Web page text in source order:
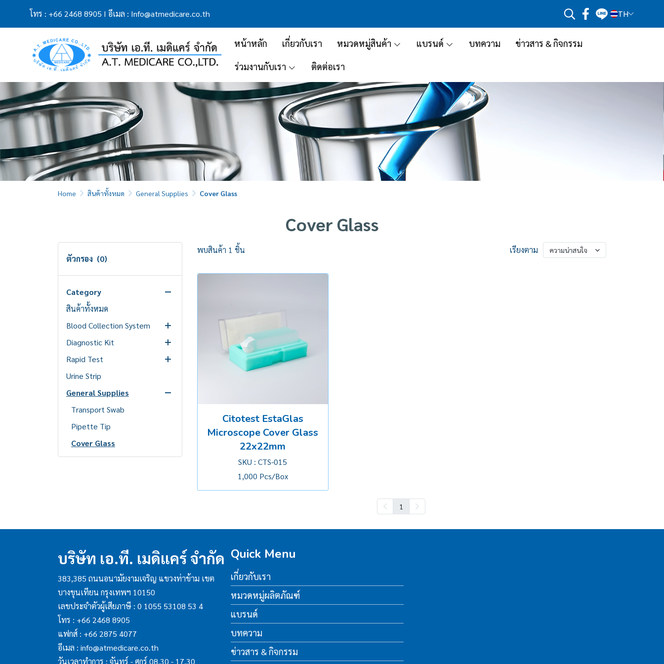
โทร : +66 2468 8905 I อีเมล : Info@atmedicare.co.th TH
หน้าหลัก เกี่ยวกับเรา หมวดหมู่สินค้า แบรนด์ บทความ ข่าวสาร & กิจกรรม
ร่วมงานกับเรา ติดต่อเรา
Home สินค้าทั้งหมด General Supplies Cover Glass
Cover Glass
ตัวกรอง (0)
Category
สินค้าทั้งหมด
Blood Collection System
EDTA Tube
Glucose Tube
Serum Clot Activator Tube
Heparin Tube
Sodium Citrate Tube
Gel&Clot Activator Tube
ESR Sodium Citrate Tube
Needle And Accessories
Diagnostic Kit
Blood Grouping Antisera
Latex Test
Latex Test Kit
Reagent Kit
Rapid Test
Fertility Test
Hepatitis Virus Test
Respiratory Disease Test
STD Test
HIV Test
Tropical Disease Test
Urine Strip
General Supplies
Transport Swab
Pipette Tip
Cover Glass
Microscope Slide
Pasteur Pipette
Petri Dish
Loop
Cryotube
Staining
Stainless Rack
Specimen Container
30ml Container
Other Supplies
พบสินค้า 1 ชิ้น เรียงตาม ความน่าสนใจ
Citotest EstaGlas
Microscope Cover Glass
22x22mm
SKU : CTS-015
1,000 Pcs/Box
1
บริษัท เอ.ที. เมดิแคร์ จำกัด
383,385 ถนนอนามัยงามเจริญ แขวงท่าข้าม เขต
บางขุนเทียน กรุงเทพฯ 10150
เลขประจำตัวผู้เสียภาษี : 0 1055 53108 53 4
โทร : +66 2468 8905
แฟกส์ : +66 2875 4077
อีเมล : info@atmedicare.co.th
วันเวลาทำการ : จันทร์ - ศุกร์ 08.30 - 17.30
Quick Menu
เกี่ยวกับเรา
หมวดหมู่ผลิตภัณฑ์
แบรนด์
บทความ
ข่าวสาร & กิจกรรม